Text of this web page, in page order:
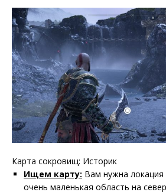
Карта сокровищ: Историк
Ищем карту: Вам нужна локация
очень маленькая область на